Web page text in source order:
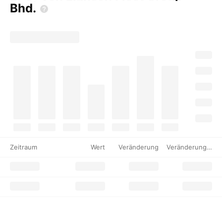
Bhd.
Zeitraum Wert Veränderung Veränderung %